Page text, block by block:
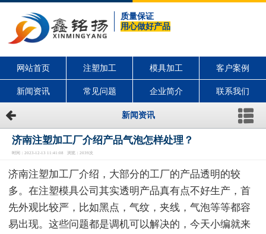
质量保证
用心做好产品
网站首页 注塑加工 模具加工 客户案例
新闻资讯 常见问题 企业简介 联系我们
新闻资讯
济南注塑加工厂介绍产品气泡怎样处理？
时间：2023-12-13 11:41:08 浏览：2039次
济南注塑加工厂介绍，大部分的工厂的产品透明的较
多。在注塑模具公司其实透明产品真有点不好生产，首
先外观比较严，比如黑点，气纹，夹线，气泡等等都容
易出现。这些问题都是调机可以解决的，今天小编就来